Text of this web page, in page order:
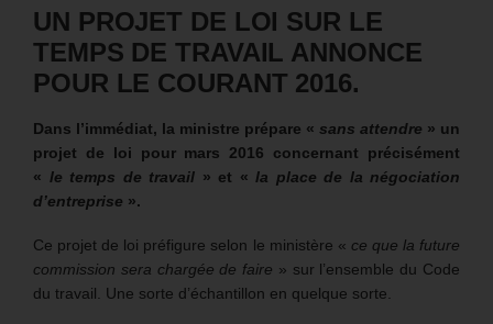
UN PROJET DE LOI SUR LE
TEMPS DE TRAVAIL ANNONCE
POUR LE COURANT 2016.
Dans l’immédiat, la ministre prépare « sans attendre » un
projet de loi pour mars 2016 concernant précisément
« le temps de travail » et « la place de la négociation
d’entreprise ».
Ce projet de loi préfigure selon le ministère « ce que la future
commission sera chargée de faire » sur l’ensemble du Code
du travail. Une sorte d’échantillon en quelque sorte.